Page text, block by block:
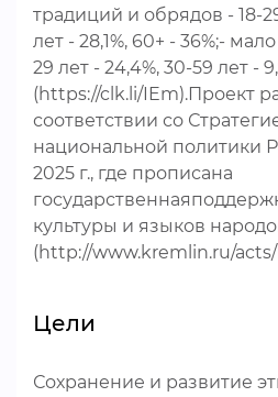
традиций и обрядов - 18-
лет - 28,1%, 60+ - 36%;-
29 лет - 24,4%, 30-59 лет -
(https://clk.li/IEm).Проект
соответствии со
национальной политики
2025 г., где прописана
культуры и языков
(http://www.kremlin.ru/acts/
Цели
Сохранение и развитие